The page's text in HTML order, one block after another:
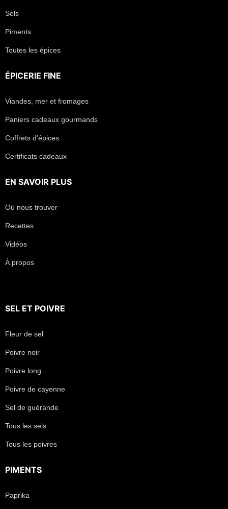
Sels
Piments
Toutes les épices
ÉPICERIE FINE
Viandes, mer et fromages
Paniers cadeaux gourmands
Coffrets d’épices
Certificats cadeaux
EN SAVOIR PLUS
Où nous trouver
Recettes
Vidéos
À propos
SEL ET POIVRE
Fleur de sel
Poivre noir
Poivre long
Poivre de cayenne
Sel de guérande
Tous les sels
Tous les poivres
PIMENTS
Paprika